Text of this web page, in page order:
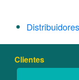
Clientes